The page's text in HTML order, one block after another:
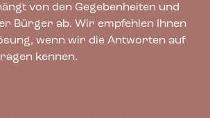
von den Gegebenheiten und
Bürger ab. Wir empfehlen Ihnen
wenn wir die Antworten auf
kennen.